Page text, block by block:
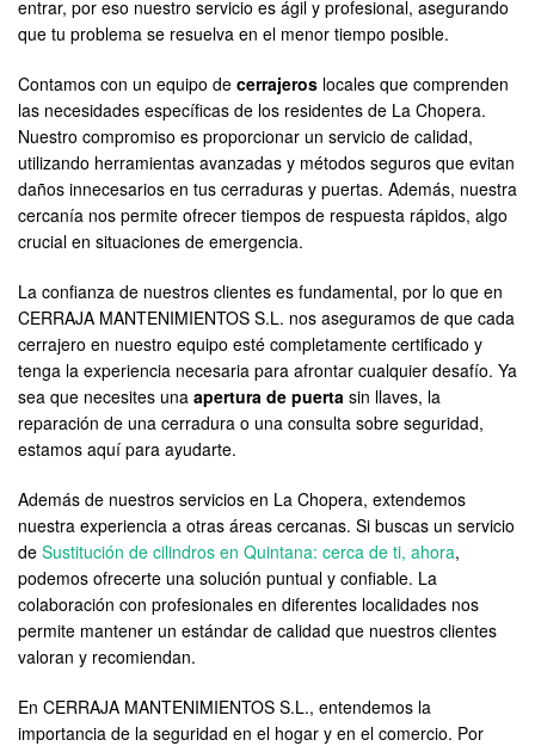
entrar, por eso nuestro servicio es ágil y profesional, asegurando
que tu problema se resuelva en el menor tiempo posible.
Contamos con un equipo de cerrajeros locales que comprenden
las necesidades específicas de los residentes de La Chopera.
Nuestro compromiso es proporcionar un servicio de calidad,
utilizando herramientas avanzadas y métodos seguros que evitan
daños innecesarios en tus cerraduras y puertas. Además, nuestra
cercanía nos permite ofrecer tiempos de respuesta rápidos, algo
crucial en situaciones de emergencia.
La confianza de nuestros clientes es fundamental, por lo que en
CERRAJA MANTENIMIENTOS S.L. nos aseguramos de que cada
cerrajero en nuestro equipo esté completamente certificado y
tenga la experiencia necesaria para afrontar cualquier desafío. Ya
sea que necesites una apertura de puerta sin llaves, la
reparación de una cerradura o una consulta sobre seguridad,
estamos aquí para ayudarte.
Además de nuestros servicios en La Chopera, extendemos
nuestra experiencia a otras áreas cercanas. Si buscas un servicio
de Sustitución de cilindros en Quintana: cerca de ti, ahora,
podemos ofrecerte una solución puntual y confiable. La
colaboración con profesionales en diferentes localidades nos
permite mantener un estándar de calidad que nuestros clientes
valoran y recomiendan.
En CERRAJA MANTENIMIENTOS S.L., entendemos la
importancia de la seguridad en el hogar y en el comercio. Por